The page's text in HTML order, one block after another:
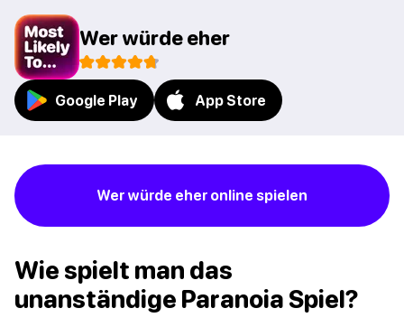
Wer würde eher
Google Play App Store
Wer würde eher online spielen
Wie spielt man das
unanständige Paranoia Spiel?